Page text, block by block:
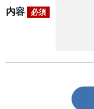
内容 必須